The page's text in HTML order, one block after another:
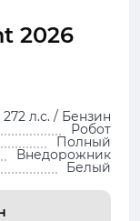
2026
272 л.с. / Бензин
Робот
Полный
Внедорожник
Белый